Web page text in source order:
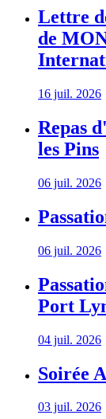
Lettre
de
16 juil. 2026
Repas
les Pins
06 juil. 2026
06 juil. 2026
Port
04 juil. 2026
Soirée
03 juil. 2026